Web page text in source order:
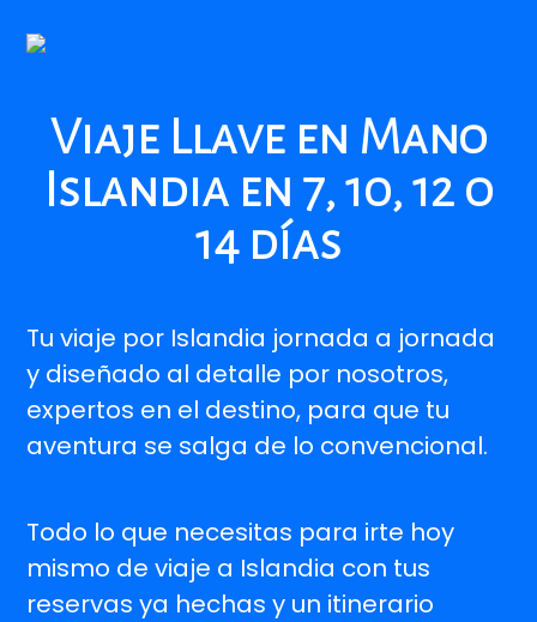
Viaje Llave en Mano
Islandia en 7, 10, 12 o
14 días
Tu viaje por Islandia jornada a jornada
y diseñado al detalle por nosotros,
expertos en el destino, para que tu
aventura se salga de lo convencional.
Todo lo que necesitas para irte hoy
mismo de viaje a Islandia con tus
reservas ya hechas y un itinerario